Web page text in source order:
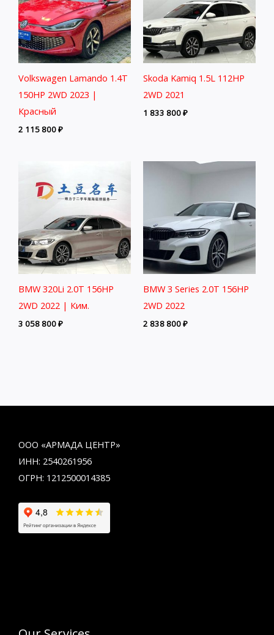
Volkswagen Lamando 1.4T
150HP 2WD 2023 |
Красный
2 115 800₽
Skoda Kamiq 1.5L 112HP
2WD 2021
1 833 800₽
BMW 320Li 2.0T 156HP
2WD 2022 | Ким.
3 058 800₽
BMW 3 Series 2.0T 156HP
2WD 2022
2 838 800₽
ООО «АРМАДА ЦЕНТР»
ИНН: 2540261956
ОГРН: 1212500014385